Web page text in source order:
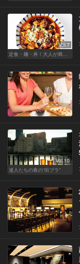
Vol.7
定食・麺・丼！大人が満足できるサクッとグルメ
Vol.10
達人たちの夜の“街ブラ”